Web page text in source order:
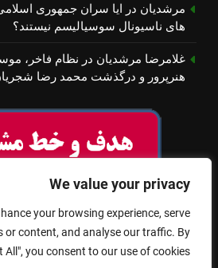
We value your privacy
your browsing experience, serve
or content, and analyse our traffic. By
All", you consent to our use of cookies.
مرشدیان در ایا سران جمهوری
های ناسیونال سوسیالیسم نیستند؟
غلامرضا مرشدیان در نظام فاخر،
هنرپرور و درگذشت محمد رضا